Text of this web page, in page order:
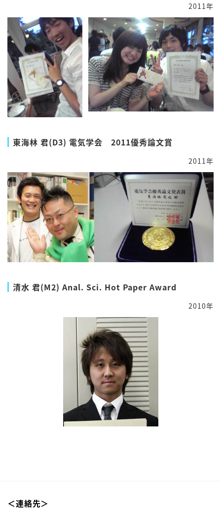
2011年
東海林 君(D3) 電気学会 2011優秀論文賞
2011年
清水 君(M2) Anal. Sci. Hot Paper Award
2010年
＜連絡先＞